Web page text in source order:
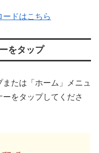
ードはこちら
をタップ
たは「ホーム」メニュ
をタップしてくださ